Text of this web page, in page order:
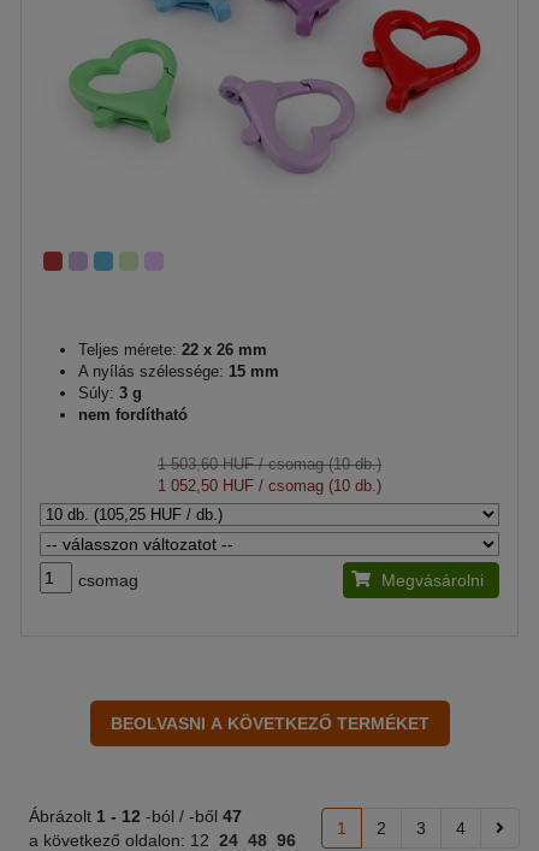
Teljes mérete: 22 x 26 mm
A nyílás szélessége: 15 mm
Súly: 3 g
nem fordítható
1 503,60 HUF/ csomag (10 db.)
1 052,50 HUF / csomag (10 db.)
csomag Megvásárolni
Ábrázolt 1 - 12 -ból / -ből 47
a következő oldalon: 12 24 48 96
1 2 3 4